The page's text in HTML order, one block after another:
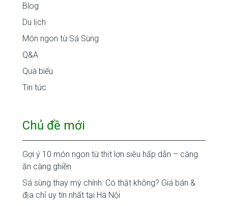
Blog
Du lịch
Món ngon từ Sá Sùng
Q&A
Quà biếu
Tin tức
Chủ đề mới
Gợi ý 10 món ngon từ thịt lợn siêu hấp dẫn – càng
ăn càng ghiền
Sá sùng thay mỳ chính: Có thật không? Giá bán &
địa chỉ uy tín nhất tại Hà Nội